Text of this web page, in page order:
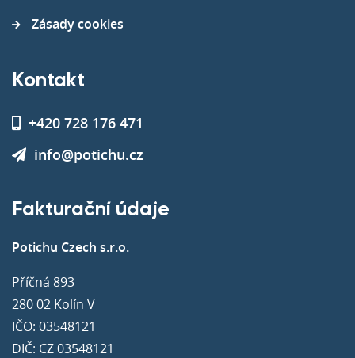
Zásady cookies
Kontakt
+420 728 176 471
info@potichu.cz
Fakturační údaje
Potichu Czech s.r.o.
Příčná 893
280 02 Kolín V
IČO: 03548121
DIČ: CZ 03548121